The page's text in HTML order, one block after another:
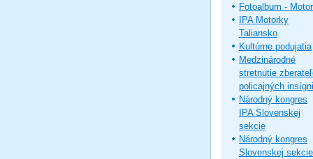
Fotoalbum -
IPA Motorky
Taliansko
Kultúrne podujatia
Medzinárodné
stretnutie
policajných
Národný kongres
IPA Slovenskej
sekcie
Národný kongres
Slovenskej sekcie